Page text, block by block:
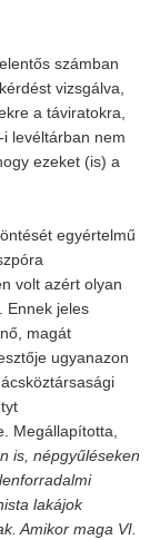
számban
vizsgálva,
a táviratokra,
levéltárban nem
ezeket (is) a
egyértelmű
volt azért olyan
Ennek jeles
magát
ugyanazon
Megállapította,
is, népgyűléseken
lakájok
Amikor maga VI.